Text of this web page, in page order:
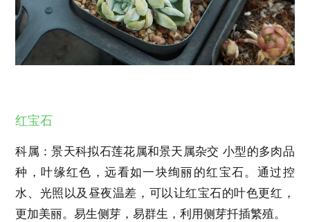
红宝石
科属：景天科拟石莲花属和景天属杂交 小型的多肉品
种，叶缘红色，远看如一块绚丽的红宝石。通过控
水、光照以及昼夜温差，可以让红宝石的叶色更红，
更加美丽。易生侧芽，易群生，利用侧芽扦插繁殖。